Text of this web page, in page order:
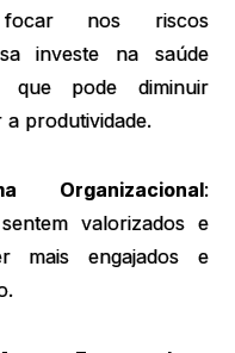
nos riscos
investe na saúde
pode diminuir
produtividade.
Organizacional:
valorizados e
mais engajados e